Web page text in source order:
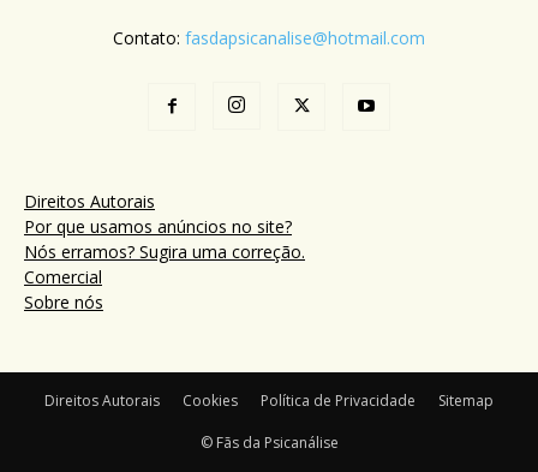
Contato: fasdapsicanalise@hotmail.com
Direitos Autorais
Por que usamos anúncios no site?
Nós erramos? Sugira uma correção.
Comercial
Sobre nós
Direitos Autorais Cookies Política de Privacidade Sitemap
© Fãs da Psicanálise